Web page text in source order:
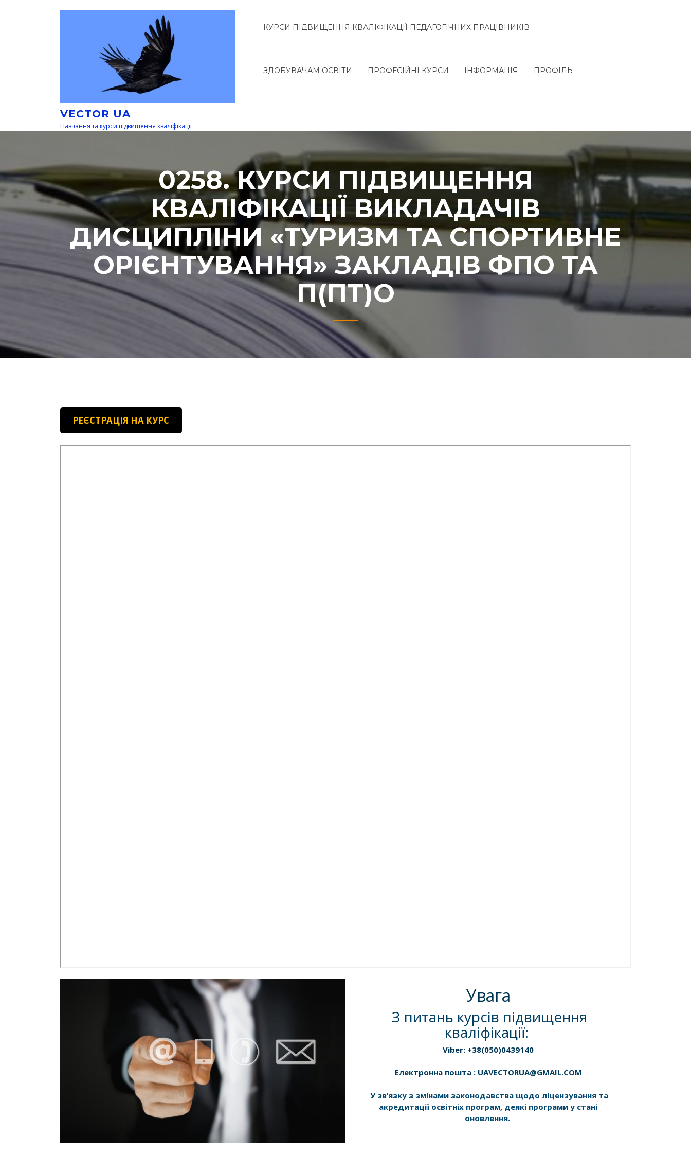
VECTOR UA
Навчання та курси підвищення кваліфікації
КУРСИ ПІДВИЩЕННЯ КВАЛІФІКАЦІЇ ПЕДАГОГІЧНИХ ПРАЦІВНИКІВ
ЗДОБУВАЧАМ ОСВІТИ ПРОФЕСІЙНІ КУРСИ ІНФОРМАЦІЯ ПРОФІЛЬ
0258. КУРСИ ПІДВИЩЕННЯ
КВАЛІФІКАЦІЇ ВИКЛАДАЧІВ
ДИСЦИПЛІНИ «ТУРИЗМ ТА СПОРТИВНЕ
ОРІЄНТУВАННЯ» ЗАКЛАДІВ ФПО ТА
П(ПТ)О
РЕЄСТРАЦІЯ НА КУРС
Увага
З питань курсів підвищення
кваліфікації:
Viber: +38(050)0439140
Електронна пошта : UAVECTORUA@GMAIL.COM
У зв’язку з змінами законодавства щодо ліцензування та
акредитації освітніх програм, деякі програми у стані
оновлення.